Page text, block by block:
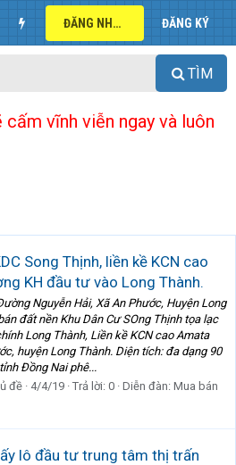
ĐĂNG NHẬP ĐĂNG KÝ
TÌM
vĩnh viễn ngay và luôn
Song Thịnh, liền kề KCN cao
KH đầu tư vào Long Thành.
Nguyễn Hải, Xã An Phước, Huyện Long
đất nền Khu Dân Cư SOng Thịnh tọa lạc
Long Thành, Liền kề KCN cao Amata
huyện Long Thành. Diện tích: đa dạng 90
Đồng Nai phê...
đề 4/4/19 Trả lời: 0 Diễn đàn: Mua bán
lô đầu tư trung tâm thị trấn